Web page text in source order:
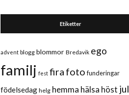
Etiketter
advent blogg blommor Bredavik ego
familj fest fira foto funderingar
födelsedag helg hemma hälsa höst jul